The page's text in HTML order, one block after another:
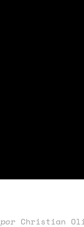
por Christian